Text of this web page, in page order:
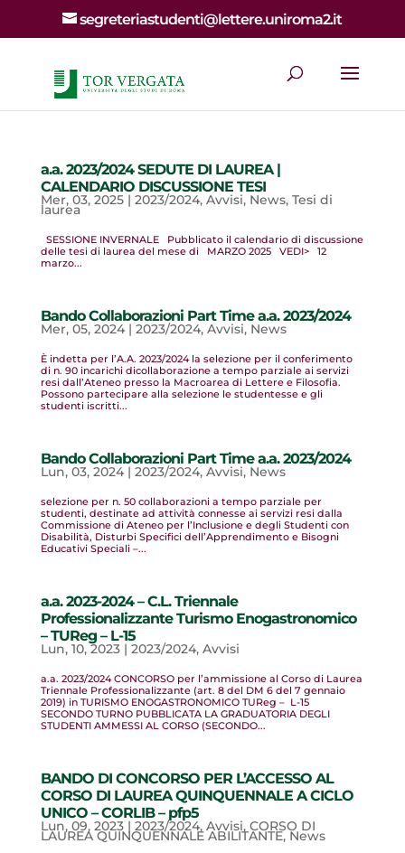
segreteriastudenti@lettere.uniroma2.it
a.a. 2023/2024 SEDUTE DI LAUREA |
CALENDARIO DISCUSSIONE TESI
Mer, 03, 2025| 2023/2024, Avvisi, News, Tesi di
laurea
SESSIONE INVERNALE Pubblicato il calendario di discussione
delle tesi di laurea del mese di MARZO 2025 VEDI> 12
marzo...
Bando Collaborazioni Part Time a.a. 2023/2024
Mer, 05, 2024| 2023/2024, Avvisi, News
È indetta per l’A.A. 2023/2024 la selezione per il conferimento
di n. 90 incarichi dicollaborazione a tempo parziale ai servizi
resi dall’Ateneo presso la Macroarea di Lettere e Filosofia.
Possono partecipare alla selezione le studentesse e gli
studenti iscritti...
Bando Collaborazioni Part Time a.a. 2023/2024
Lun, 03, 2024| 2023/2024, Avvisi, News
selezione per n. 50 collaborazioni a tempo parziale per
studenti, destinate ad attività connesse ai servizi resi dalla
Commissione di Ateneo per l’Inclusione e degli Studenti con
Disabilità, Disturbi Specifici dell’Apprendimento e Bisogni
Educativi Speciali –...
a.a. 2023-2024 – C.L. Triennale
Professionalizzante Turismo Enogastronomico
– TUReg – L-15
Lun, 10, 2023| 2023/2024, Avvisi
a.a. 2023/2024 CONCORSO per l’ammissione al Corso di Laurea
Triennale Professionalizzante (art. 8 del DM 6 del 7 gennaio
2019) in TURISMO ENOGASTRONOMICO TUReg – L-15
SECONDO TURNO PUBBLICATA LA GRADUATORIA DEGLI
STUDENTI AMMESSI AL CORSO (SECONDO...
BANDO DI CONCORSO PER L’ACCESSO AL
CORSO DI LAUREA QUINQUENNALE A CICLO
UNICO – CORLIB – pfp5
Lun, 09, 2023| 2023/2024, Avvisi, CORSO DI
LAUREA QUINQUENNALE ABILITANTE, News